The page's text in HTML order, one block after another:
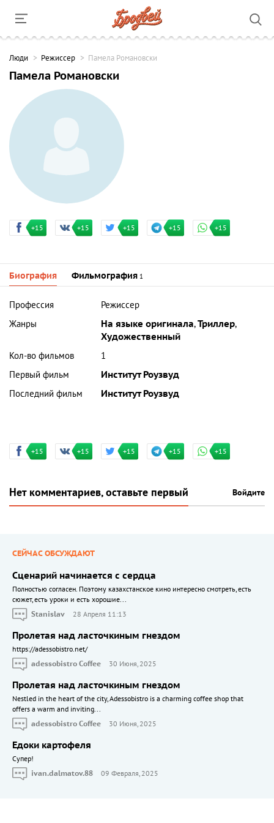
Люди Режиссер Памела Романовски
Памела Романовски
+15 +15 +15 +15 +15
Биография Фильмография 1
Профессия
Режиссер
Жанры
На языке оригинала,Триллер,
Художественный
Кол-во фильмов
1
Первый фильм
Институт Роузвуд
Последний фильм
Институт Роузвуд
+15 +15 +15 +15 +15
Нет комментариев, оставьте первый Войдите
СЕЙЧАС ОБСУЖДАЮТ
Сценарий начинается с сердца
Полностью согласен. Поэтому казахстанское кино интересно смотреть, есть
сюжет, есть уроки и есть хорошие...
Stanislav
28 Апреля 11:13
Пролетая над ласточкиным гнездом
https://adessobistro.net/
adessobistro Coffee
30 Июня, 2025
Пролетая над ласточкиным гнездом
Nestled in the heart of the city, Adessobistro is a charming coffee shop that
offers a warm and inviting...
adessobistro Coffee
30 Июня, 2025
Едоки картофеля
Cупер!
ivan.dalmatov.88
09 Февраля, 2025